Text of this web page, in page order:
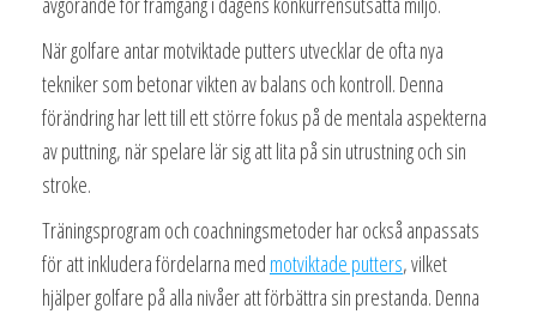
När golfare antar motviktade putters utvecklar de ofta nya
tekniker som betonar vikten av balans och kontroll. Denna
förändring har lett till ett större fokus på de mentala aspekterna
av puttning, när spelare lär sig att lita på sin utrustning och sin
stroke.
Träningsprogram och coachningsmetoder har också anpassats
för att inkludera fördelarna med motviktade putters, vilket
hjälper golfare på alla nivåer att förbättra sin prestanda. Denna